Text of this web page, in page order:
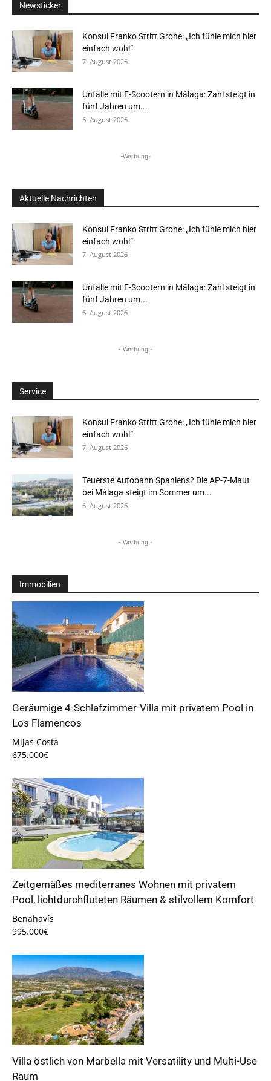
Newsticker
Konsul Franko Stritt Grohe: „Ich fühle mich hier
einfach wohl“
7. August 2026
Unfälle mit E-Scootern in Málaga: Zahl steigt in
fünf Jahren um...
6. August 2026
-Werbung-
Aktuelle Nachrichten
Konsul Franko Stritt Grohe: „Ich fühle mich hier
einfach wohl“
7. August 2026
Unfälle mit E-Scootern in Málaga: Zahl steigt in
fünf Jahren um...
6. August 2026
- Werbung -
Service
Konsul Franko Stritt Grohe: „Ich fühle mich hier
einfach wohl“
7. August 2026
Teuerste Autobahn Spaniens? Die AP-7-Maut
bei Málaga steigt im Sommer um...
6. August 2026
- Werbung -
Immobilien
Geräumige 4-Schlafzimmer-Villa mit privatem Pool in
Los Flamencos
Mijas Costa
675.000€
Zeitgemäßes mediterranes Wohnen mit privatem
Pool, lichtdurchfluteten Räumen & stilvollem Komfort
Benahavís
995.000€
Villa östlich von Marbella mit Versatility und Multi-Use
Raum